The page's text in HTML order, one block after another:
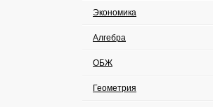
Экономика
Алгебра
ОБЖ
Геометрия